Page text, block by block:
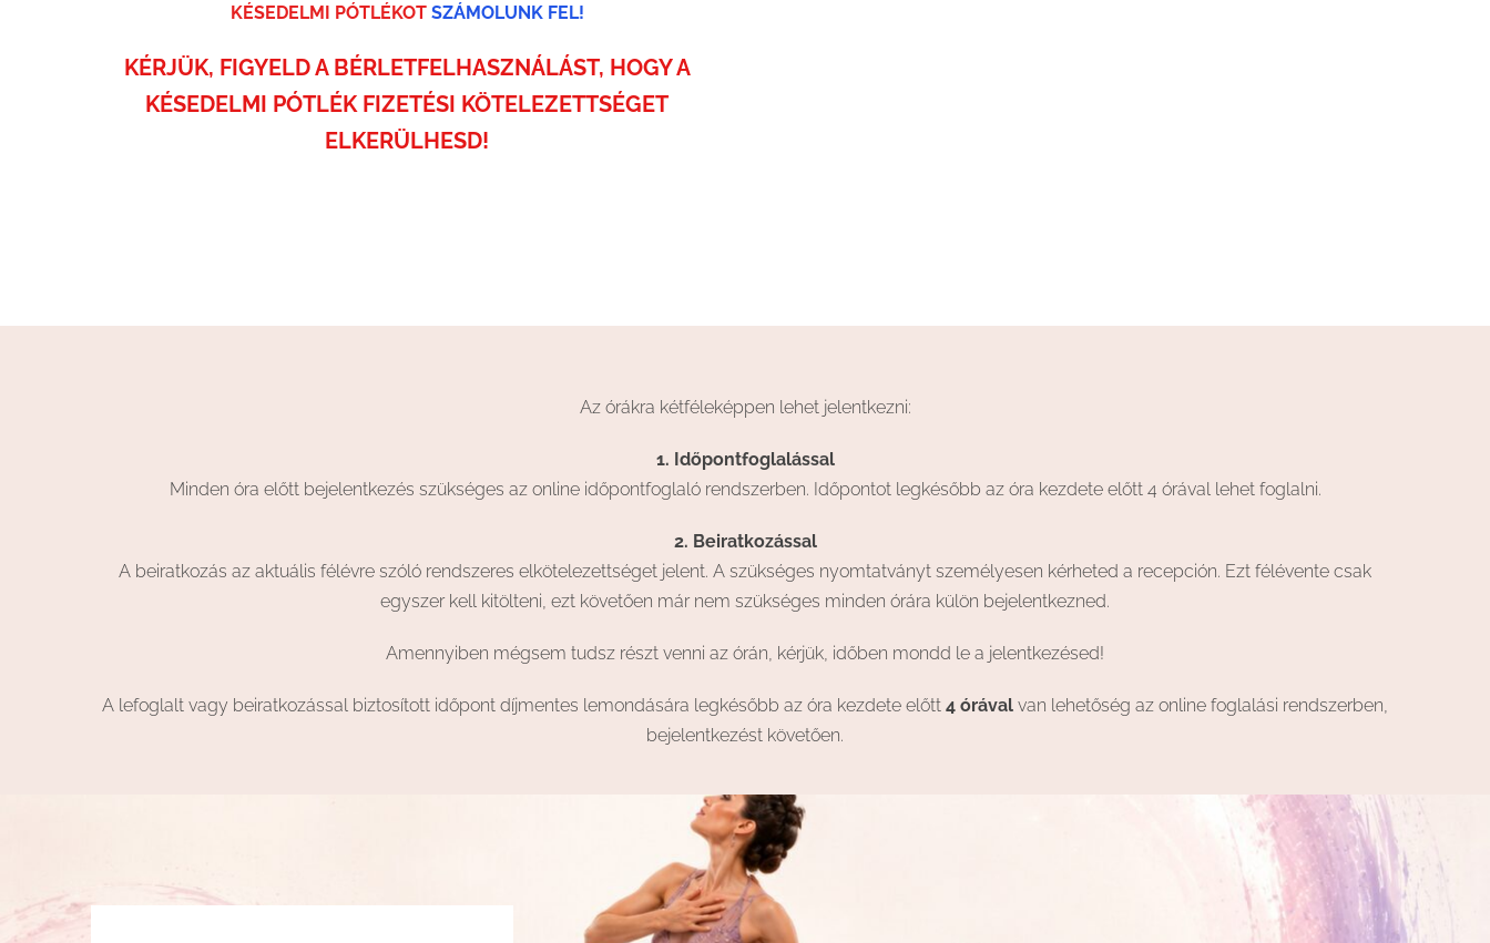
KÉSEDELMI PÓTLÉKOTSZÁMOLUNK FEL!
KÉRJÜK, FIGYELD A BÉRLETFELHASZNÁLÁST, HOGY A
KÉSEDELMI PÓTLÉK FIZETÉSI KÖTELEZETTSÉGET
ELKERÜLHESD!
Az órákra kétféleképpen lehet jelentkezni:
1. Időpontfoglalással
Minden óra előtt bejelentkezés szükséges az online időpontfoglaló rendszerben. Időpontot legkésőbb az óra kezdete előtt 4 órávallehet foglalni.
2. Beiratkozással
A beiratkozás az aktuális félévre szóló rendszeres elkötelezettséget jelent. A szükséges nyomtatványt személyesen kérheted a recepción. Ezt félévente csak
egyszer kell kitölteni, ezt követően már nem szükséges minden órára külön bejelentkezned.
Amennyiben mégsem tudsz részt venni az órán, kérjük, időben mondd le a jelentkezésed!
A lefoglalt vagy beiratkozással biztosított időpont díjmentes lemondására legkésőbb az óra kezdete előtt 4 órával van lehetőség az online foglalási rendszerben,
bejelentkezést követően.